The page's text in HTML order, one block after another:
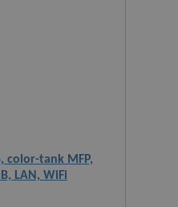
color-tank MFP,
LAN, WiFi